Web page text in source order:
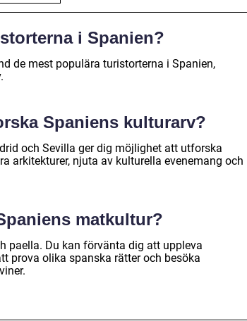
i Spanien?
de mest populära turistorterna i Spanien,
Spaniens kulturarv?
och Sevilla ger dig möjlighet att utforska
arkitekturer, njuta av kulturella evenemang och
matkultur?
paella. Du kan förvänta dig att uppleva
prova olika spanska rätter och besöka